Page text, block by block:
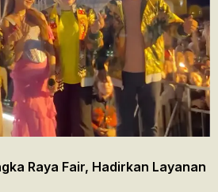
Raya Fair, Hadirkan Layanan